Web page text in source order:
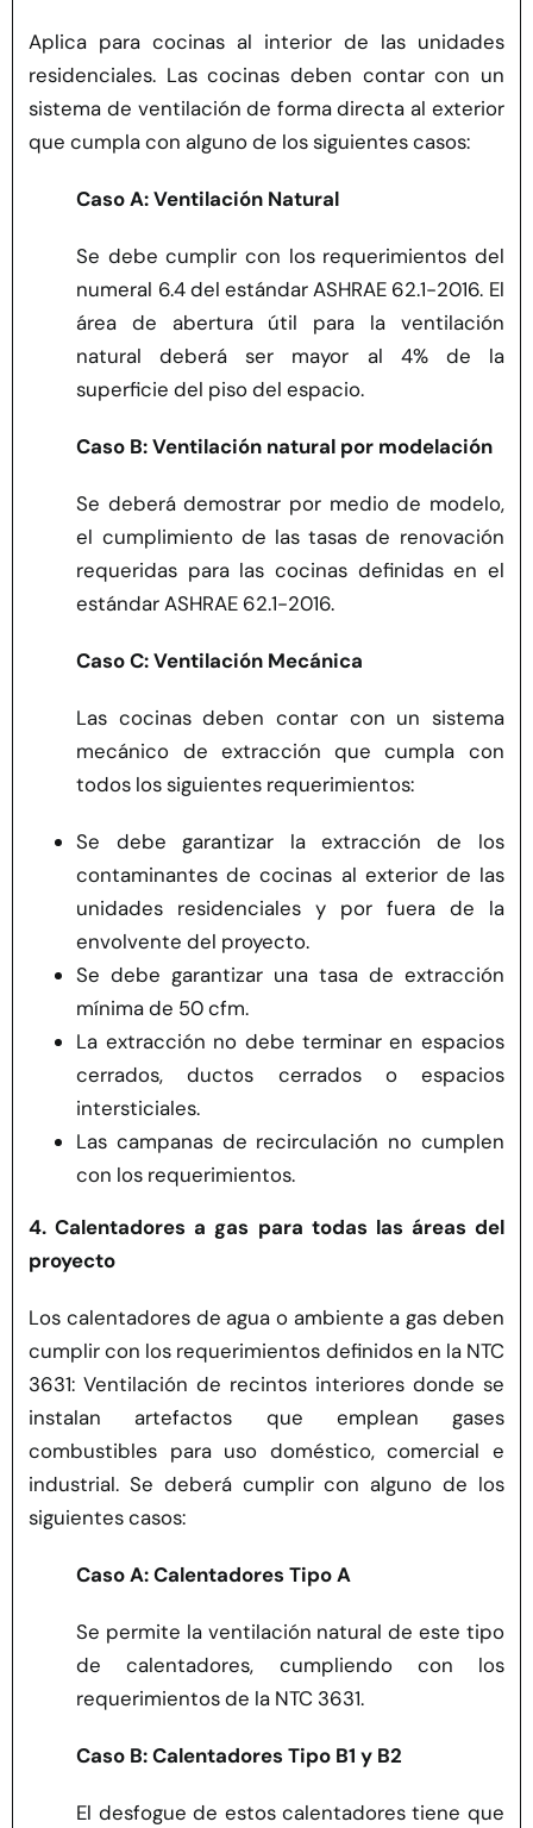
Aplica para cocinas al interior de las unidades
residenciales. Las cocinas deben contar con un
sistema de ventilación de forma directa al exterior
que cumpla con alguno de los siguientes casos:
Caso A: Ventilación Natural
Se debe cumplir con los requerimientos del
numeral 6.4 del estándar ASHRAE 62.1-2016. El
área de abertura útil para la ventilación
natural deberá ser mayor al 4% de la
superficie del piso del espacio.
Caso B: Ventilación natural por modelación
Se deberá demostrar por medio de modelo,
el cumplimiento de las tasas de renovación
requeridas para las cocinas definidas en el
estándar ASHRAE 62.1-2016.
Caso C: Ventilación Mecánica
Las cocinas deben contar con un sistema
mecánico de extracción que cumpla con
todos los siguientes requerimientos:
Se debe garantizar la extracción de los
contaminantes de cocinas al exterior de las
unidades residenciales y por fuera de la
envolvente del proyecto.
Se debe garantizar una tasa de extracción
mínima de 50 cfm.
La extracción no debe terminar en espacios
cerrados, ductos cerrados o espacios
intersticiales.
Las campanas de recirculación no cumplen
con los requerimientos.
4. Calentadores a gas para todas las áreas del
proyecto
Los calentadores de agua o ambiente a gas deben
cumplir con los requerimientos definidos en la NTC
3631: Ventilación de recintos interiores donde se
instalan artefactos que emplean gases
combustibles para uso doméstico, comercial e
industrial. Se deberá cumplir con alguno de los
siguientes casos:
Caso A: Calentadores Tipo A
Se permite la ventilación natural de este tipo
de calentadores, cumpliendo con los
requerimientos de la NTC 3631.
Caso B: Calentadores Tipo B1 y B2
El desfogue de estos calentadores tiene que